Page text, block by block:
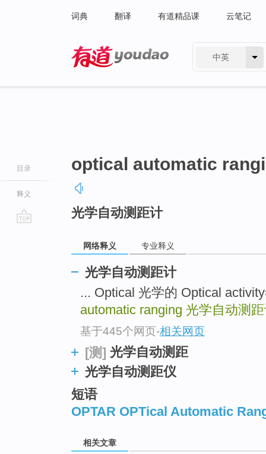
词典 翻译 有道精品课 云笔记
中英
目录
释义
optical automatic
光学自动测距计
网络释义 专业释义
光学自动测距计
... Optical 光学的 Optical
automatic ranging 光学自动测
基于445个网页-相关网页
[测] 光学自动测距
光学自动测距仪
短语
OPTAR OPTical Automatic
相关文章